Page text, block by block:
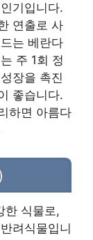
기입니다.
연출로 사
는 베란다
주 1회 정
장을 촉진
좋습니다.
하면 아름다
한 식물로,
려식물입니